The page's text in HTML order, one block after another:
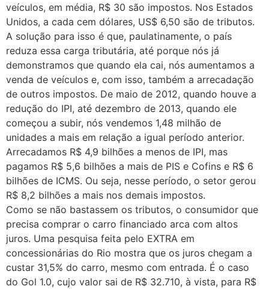
veículos, em média, R$ 30 são impostos. Nos Estados
Unidos, a cada cem dólares, US$ 6,50 são de tributos.
A solução para isso é que, paulatinamente, o país
reduza essa carga tributária, até porque nós já
demonstramos que quando ela cai, nós aumentamos a
venda de veículos e, com isso, também a arrecadação
de outros impostos. De maio de 2012, quando houve a
redução do IPI, até dezembro de 2013, quando ele
começou a subir, nós vendemos 1,48 milhão de
unidades a mais em relação a igual período anterior.
Arrecadamos R$ 4,9 bilhões a menos de IPI, mas
pagamos R$ 5,6 bilhões a mais de PIS e Cofins e R$ 6
bilhões de ICMS. Ou seja, nesse período, o setor gerou
R$ 8,2 bilhões a mais nos demais impostos.
Como se não bastassem os tributos, o consumidor que
precisa comprar o carro financiado arca com altos
juros. Uma pesquisa feita pelo EXTRA em
concessionárias do Rio mostra que os juros chegam a
custar 31,5% do carro, mesmo com entrada. É o caso
do Gol 1.0, cujo valor sai de R$ 32.710, à vista, para R$